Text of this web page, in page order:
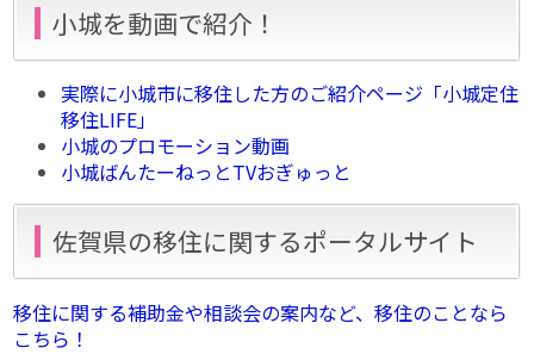
小城を動画で紹介！
実際に小城市に移住した方のご紹介ページ「小城定住
移住LIFE」
小城のプロモーション動画
小城ばんたーねっとTVおぎゅっと
佐賀県の移住に関するポータルサイト
移住に関する補助金や相談会の案内など、移住のことなら
こちら！